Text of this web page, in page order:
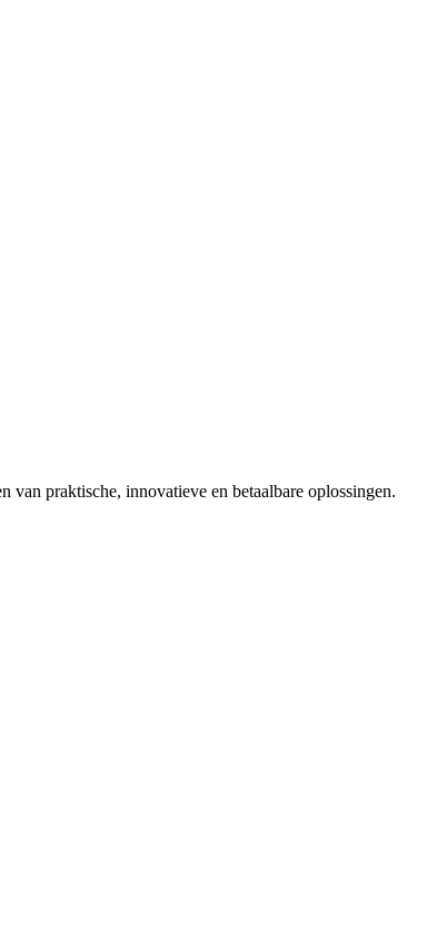
van praktische, innovatieve en betaalbare oplossingen.